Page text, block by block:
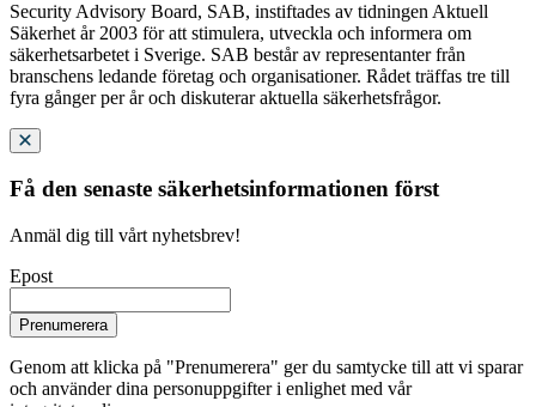
Security Advisory Board, SAB, instiftades av tidningen Aktuell
Säkerhet år 2003 för att stimulera, utveckla och informera om
säkerhetsarbetet i Sverige. SAB består av representanter från
branschens ledande företag och organisationer. Rådet träffas tre till
fyra gånger per år och diskuterar aktuella säkerhetsfrågor.
Få den senaste säkerhetsinformationen först
Anmäl dig till vårt nyhetsbrev!
Epost
Prenumerera
Genom att klicka på "Prenumerera" ger du samtycke till att vi sparar
och använder dina personuppgifter i enlighet med vår